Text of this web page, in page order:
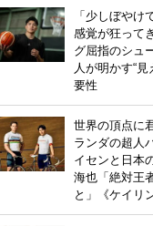
「少しぼやけ
感覚が狂って
グ屈指のシュ
人が明かす“
要性
世界の頂点に
ランダの超人
イセンと日本
海也「絶対王
と」《ケイリ